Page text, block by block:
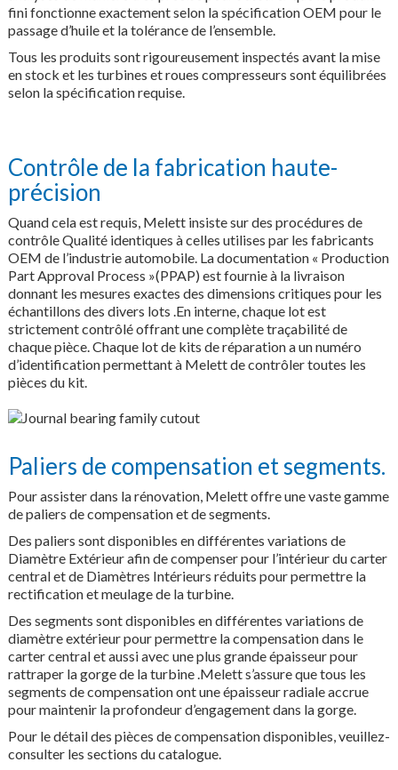
fini fonctionne exactement selon la spécification OEM pour le
passage d’huile et la tolérance de l’ensemble.
Tous les produits sont rigoureusement inspectés avant la mise
en stock et les turbines et roues compresseurs sont équilibrées
selon la spécification requise.
Contrôle de la fabrication haute-
précision
Quand cela est requis, Melett insiste sur des procédures de
contrôle Qualité identiques à celles utilises par les fabricants
OEM de l’industrie automobile. La documentation « Production
Part Approval Process »(PPAP) est fournie à la livraison
donnant les mesures exactes des dimensions critiques pour les
échantillons des divers lots .En interne, chaque lot est
strictement contrôlé offrant une complète traçabilité de
chaque pièce. Chaque lot de kits de réparation a un numéro
d’identification permettant à Melett de contrôler toutes les
pièces du kit.
Paliers de compensation et segments.
Pour assister dans la rénovation, Melett offre une vaste gamme
de paliers de compensation et de segments.
Des paliers sont disponibles en différentes variations de
Diamètre Extérieur afin de compenser pour l’intérieur du carter
central et de Diamètres Intérieurs réduits pour permettre la
rectification et meulage de la turbine.
Des segments sont disponibles en différentes variations de
diamètre extérieur pour permettre la compensation dans le
carter central et aussi avec une plus grande épaisseur pour
rattraper la gorge de la turbine .Melett s’assure que tous les
segments de compensation ont une épaisseur radiale accrue
pour maintenir la profondeur d’engagement dans la gorge.
Pour le détail des pièces de compensation disponibles, veuillez-
consulter les sections du catalogue.